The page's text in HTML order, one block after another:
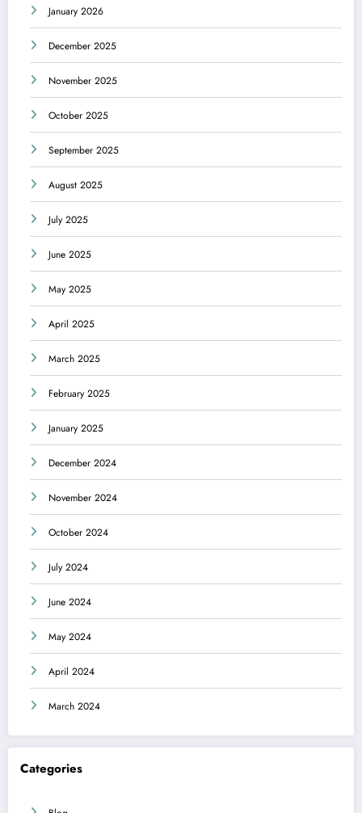
January 2026
December 2025
November 2025
October 2025
September 2025
August 2025
July 2025
June 2025
May 2025
April 2025
March 2025
February 2025
January 2025
December 2024
November 2024
October 2024
July 2024
June 2024
May 2024
April 2024
March 2024
Categories